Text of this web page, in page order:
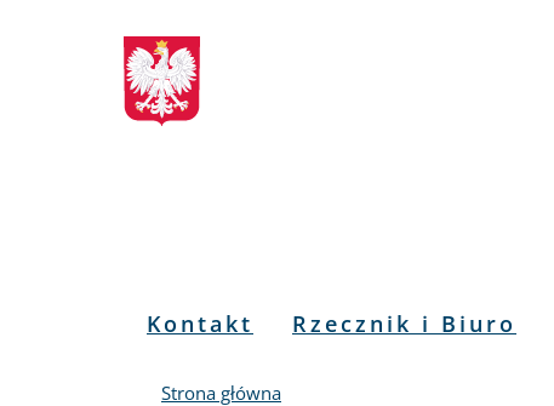
Biuletyn
Informacji
Publicznej
Menu
Kontakt Rzecznik i Biuro
Strona główna